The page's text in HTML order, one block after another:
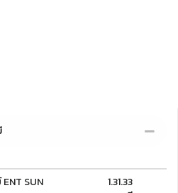
SUN
1.31.33